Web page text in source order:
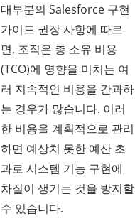
대부분의 Salesforce 구현
가이드 권장 사항에 따르
면, 조직은 총 소유 비용
(TCO)에 영향을 미치는 여
러 지속적인 비용을 간과하
는 경우가 많습니다. 이러
한 비용을 계획적으로 관리
하면 예상치 못한 예산 초
과로 시스템 기능 구현에
차질이 생기는 것을 방지할
수 있습니다.